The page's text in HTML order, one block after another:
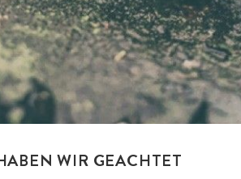
WIR GEACHTET